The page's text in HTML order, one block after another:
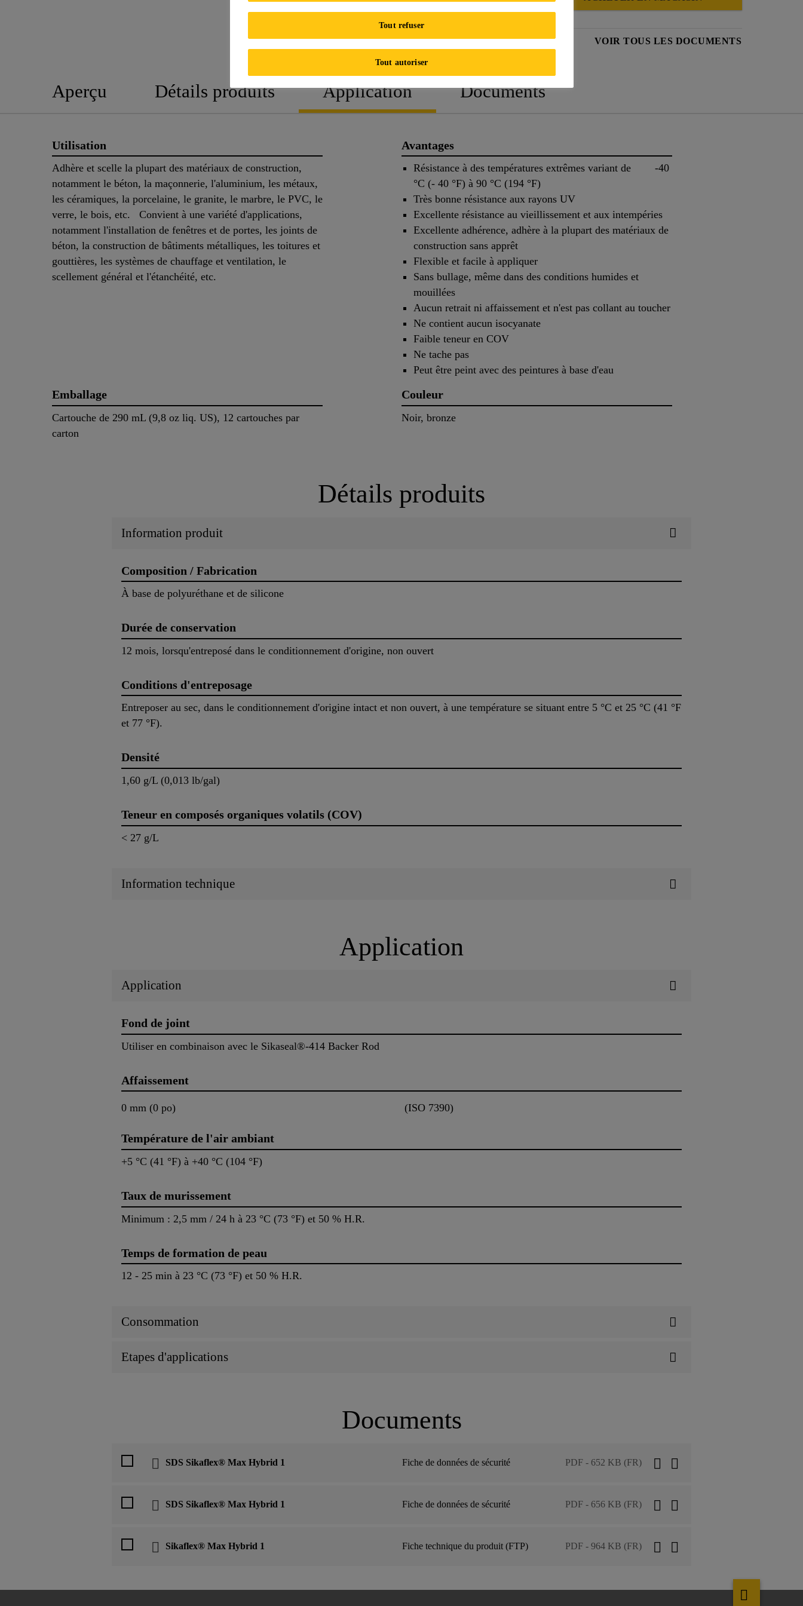
FICHE TECHNIQUE DE PRODUIT VOIR TOUS LES DOCUMENTS
Aperçu Détails produits Application Documents
Utilisation
Adhère et scelle la plupart des matériaux de construction,
notamment le béton, la maçonnerie, l'aluminium, les métaux,
les céramiques, la porcelaine, le granite, le marbre, le PVC, le
verre, le bois, etc. Convient à une variété d'applications,
notamment l'installation de fenêtres et de portes, les joints de
béton, la construction de bâtiments métalliques, les toitures et
gouttières, les systèmes de chauffage et ventilation, le
scellement général et l'étanchéité, etc.
Avantages
Résistance à des températures extrêmes variant de -40
°C (- 40 °F) à 90 °C (194 °F)
Très bonne résistance aux rayons UV
Excellente résistance au vieillissement et aux intempéries
Excellente adhérence, adhère à la plupart des matériaux de
construction sans apprêt
Flexible et facile à appliquer
Sans bullage, même dans des conditions humides et
mouillées
Aucun retrait ni affaissement et n'est pas collant au toucher
Ne contient aucun isocyanate
Faible teneur en COV
Ne tache pas
Peut être peint avec des peintures à base d'eau
Emballage
Cartouche de 290 mL (9,8 oz liq. US), 12 cartouches par
carton
Couleur
Noir, bronze
Détails produits
Information produit
Composition / Fabrication
À base de polyuréthane et de silicone
Durée de conservation
12 mois, lorsqu'entreposé dans le conditionnement d'origine, non ouvert
Conditions d'entreposage
Entreposer au sec, dans le conditionnement d'origine intact et non ouvert, à une température se situant entre 5 °C et 25 °C (41 °F
et 77 °F).
Densité
1,60 g/L (0,013 lb/gal)
Teneur en composés organiques volatils (COV)
< 27 g/L
Information technique
Application
Application
Fond de joint
Utiliser en combinaison avec le Sikaseal®-414 Backer Rod
Affaissement
0 mm (0 po) (ISO 7390)
Température de l'air ambiant
+5 °C (41 °F) à +40 °C (104 °F)
Taux de murissement
Minimum : 2,5 mm / 24 h à 23 °C (73 °F) et 50 % H.R.
Temps de formation de peau
12 - 25 min à 23 °C (73 °F) et 50 % H.R.
Consommation
Etapes d'applications
Documents
SDS Sikaflex® Max Hybrid 1 Fiche de données de sécurité PDF - 652 KB (FR)
SDS Sikaflex® Max Hybrid 1 Fiche de données de sécurité PDF - 656 KB (FR)
Sikaflex® Max Hybrid 1 Fiche technique du produit (FTP) PDF - 964 KB (FR)
Tout refuser
Tout autoriser